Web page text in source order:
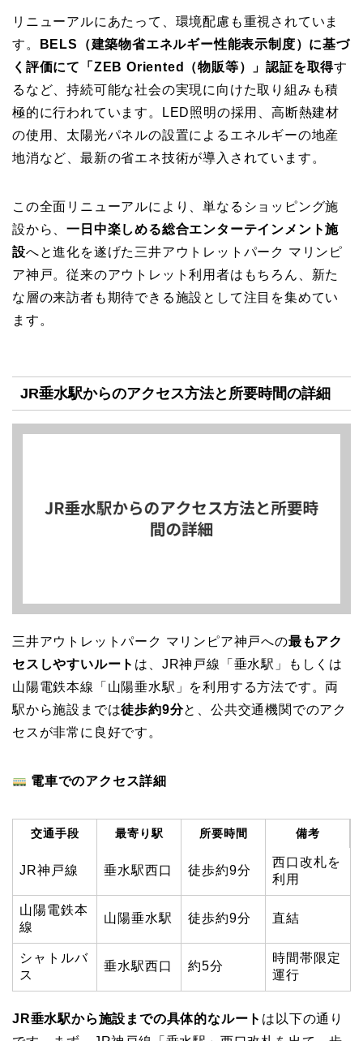
リニューアルにあたって、環境配慮も重視されていま
す。
BELS（建築物省エネルギー性能表示制度）に基づ
く評価にて「ZEB Oriented（物販等）」認証を取得す
るなど、持続可能な社会の実現に向けた取り組みも積
極的に行われています。LED照明の採用、高断熱建材
の使用、太陽光パネルの設置によるエネルギーの地産
地消など、最新の省エネ技術が導入されています。
この全面リニューアルにより、単なるショッピング施
設から、一日中楽しめる総合エンターテインメント施
設へと進化を遂げた三井アウトレットパーク マリンピ
ア神戸。従来のアウトレット利用者はもちろん、新た
な層の来訪者も期待できる施設として注目を集めてい
ます。
JR垂水駅からのアクセス方法と所要時間の詳細
三井アウトレットパーク マリンピア神戸への最もアク
セスしやすいルート は、JR神戸線「垂水駅」もしくは
山陽電鉄本線「山陽垂水駅」を利用する方法です。両
駅から施設までは徒歩約9分と、公共交通機関でのアク
セスが非常に良好です。
電車でのアクセス詳細
交通手段 最寄り駅 所要時間 備考
JR神戸線 垂水駅西口 徒歩約9分
西口改札を
利用
山陽電鉄本
線
山陽垂水駅 徒歩約9分 直結
シャトルバ
ス
垂水駅西口 約5分
時間帯限定
運行
JR垂水駅から施設までの具体的なルート は以下の通り